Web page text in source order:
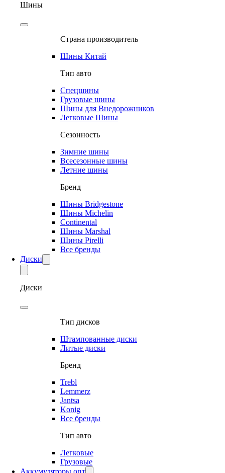
Шины
Страна производитель
Шины Китай
Тип авто
Спецшины
Грузовые шины
Шины для Внедорожников
Легковые Шины
Сезонность
Зимние шины
Всесезонные шины
Летние шины
Бренд
Шины Bridgestone
Шины Michelin
Continental
Шины Marshal
Шины Pirelli
Все бренды
Диски
Диски
Тип дисков
Штампованные диски
Литые диски
Бренд
Trebl
Lemmerz
Jantsa
Konig
Все бренды
Тип авто
Легковые
Грузовые
Аккумуляторы опт